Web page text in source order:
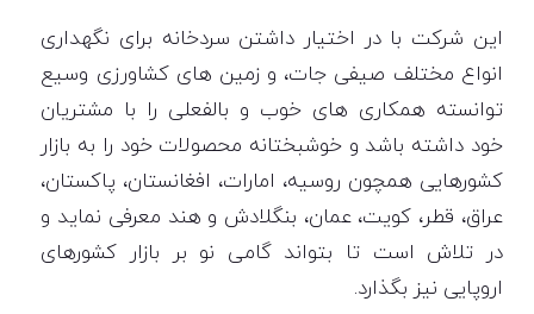
این شرکت با در اختیار داشتن سردخانه برای نگهداری
انواع مختلف صیفی جات، و زمین های کشاورزی وسیع
توانسته همکاری های خوب و بالفعلی را با مشتریان
خود داشته باشد و خوشبختانه محصولات خود را به بازار
کشورهایی همچون روسیه، امارات، افغانستان، پاکستان،
عراق، قطر، کویت، عمان، بنگلادش و هند معرفی نماید و
در تلاش است تا بتواند گامی نو بر بازار کشورهای
اروپایی نیز بگذارد.